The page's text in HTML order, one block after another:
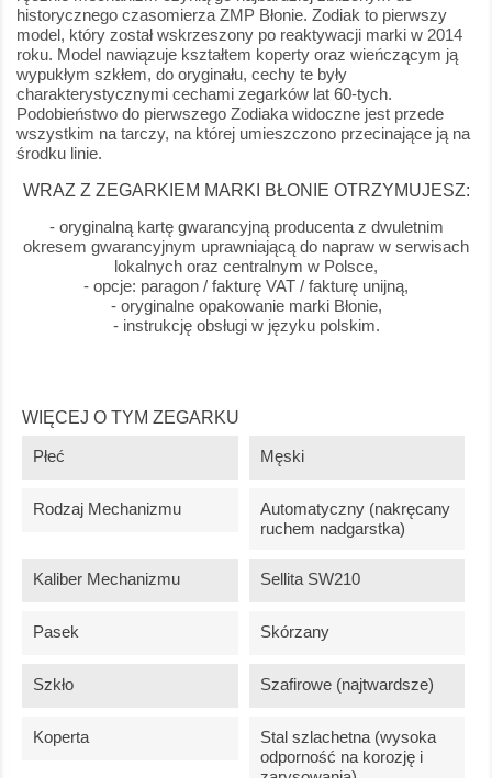
historycznego czasomierza ZMP Błonie. Zodiak to pierwszy
model, który został wskrzeszony po reaktywacji marki w 2014
roku. Model nawiązuje kształtem koperty oraz wieńczącym ją
wypukłym szkłem, do oryginału, cechy te były
charakterystycznymi cechami zegarków lat 60-tych.
Podobieństwo do pierwszego Zodiaka widoczne jest przede
wszystkim na tarczy, na której umieszczono przecinające ją na
środku linie.
WRAZ Z ZEGARKIEM MARKI BŁONIE OTRZYMUJESZ:
- oryginalną kartę gwarancyjną producenta z dwuletnim
okresem gwarancyjnym uprawniającą do napraw w serwisach
lokalnych oraz centralnym w Polsce,
- opcje: paragon / fakturę VAT / fakturę unijną,
- oryginalne opakowanie marki Błonie,
- instrukcję obsługi w języku polskim.
WIĘCEJ O TYM ZEGARKU
Płeć Męski
Rodzaj Mechanizmu
Automatyczny (nakręcany
ruchem nadgarstka)
Kaliber Mechanizmu Sellita SW210
Pasek Skórzany
Szkło Szafirowe (najtwardsze)
Koperta
Stal szlachetna (wysoka
odporność na korozję i